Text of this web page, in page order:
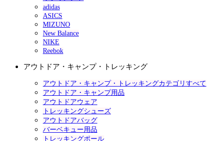
adidas
ASICS
MIZUNO
New Balance
NIKE
Reebok
アウトドア・キャンプ・トレッキング
アウトドア・キャンプ・トレッキングカテゴリすべて
アウトドア・キャンプ用品
アウトドアウェア
トレッキングシューズ
アウトドアバッグ
バーベキュー用品
トレッキングポール